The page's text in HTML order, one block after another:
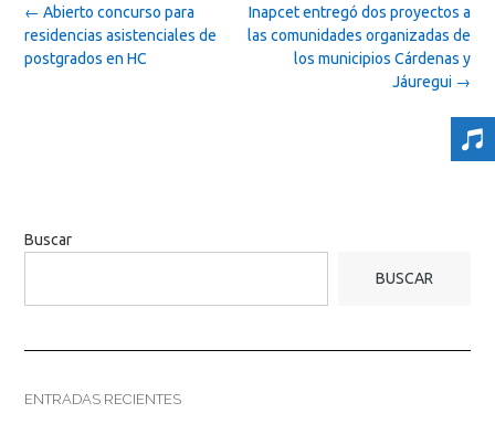
Post
navigation
Inapcet entregó dos proyectos a
las comunidades organizadas de
los municipios Cárdenas y
Jáuregui →
← Abierto concurso para
residencias asistenciales de
postgrados en HC
Buscar
BUSCAR
ENTRADAS RECIENTES